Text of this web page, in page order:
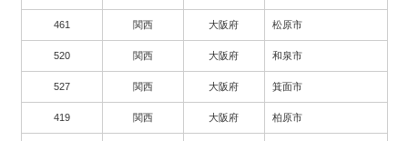
461 関西 大阪府 松原市
520 関西 大阪府 和泉市
527 関西 大阪府 箕面市
419 関西 大阪府 柏原市